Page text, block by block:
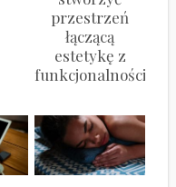
przestrzeń
łączącą
estetykę z
funkcjonalnością?